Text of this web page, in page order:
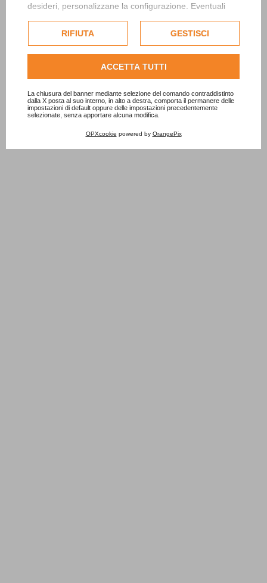
desideri, personalizzane la configurazione. Eventuali
esclusivamente previa acquisizione del consenso
RIFIUTA GESTISCI
ACCETTA TUTTI
La chiusura del banner mediante selezione del comando contraddistinto
dalla X posta al suo interno, in alto a destra, comporta il permanere delle
impostazioni di default oppure delle impostazioni precedentemente
selezionate, senza apportare alcuna modifica.
OPXcookie powered by OrangePix